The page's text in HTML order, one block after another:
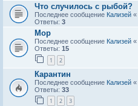
Что случилось с рыбой?
Последнее сообщение Кализей «
Ответы: 3
Мор
Последнее сообщение Кализей «
Ответы: 15
1 2
Карантин
Последнее сообщение Кализей «
Ответы: 33
1 2 3